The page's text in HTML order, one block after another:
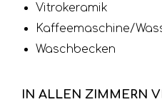
Vitrokeramik
Kaffeemaschine/
Waschbecken
IN ALLEN ZIMMERN